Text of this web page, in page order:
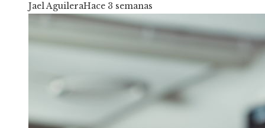
Jael AguileraHace 3 semanas